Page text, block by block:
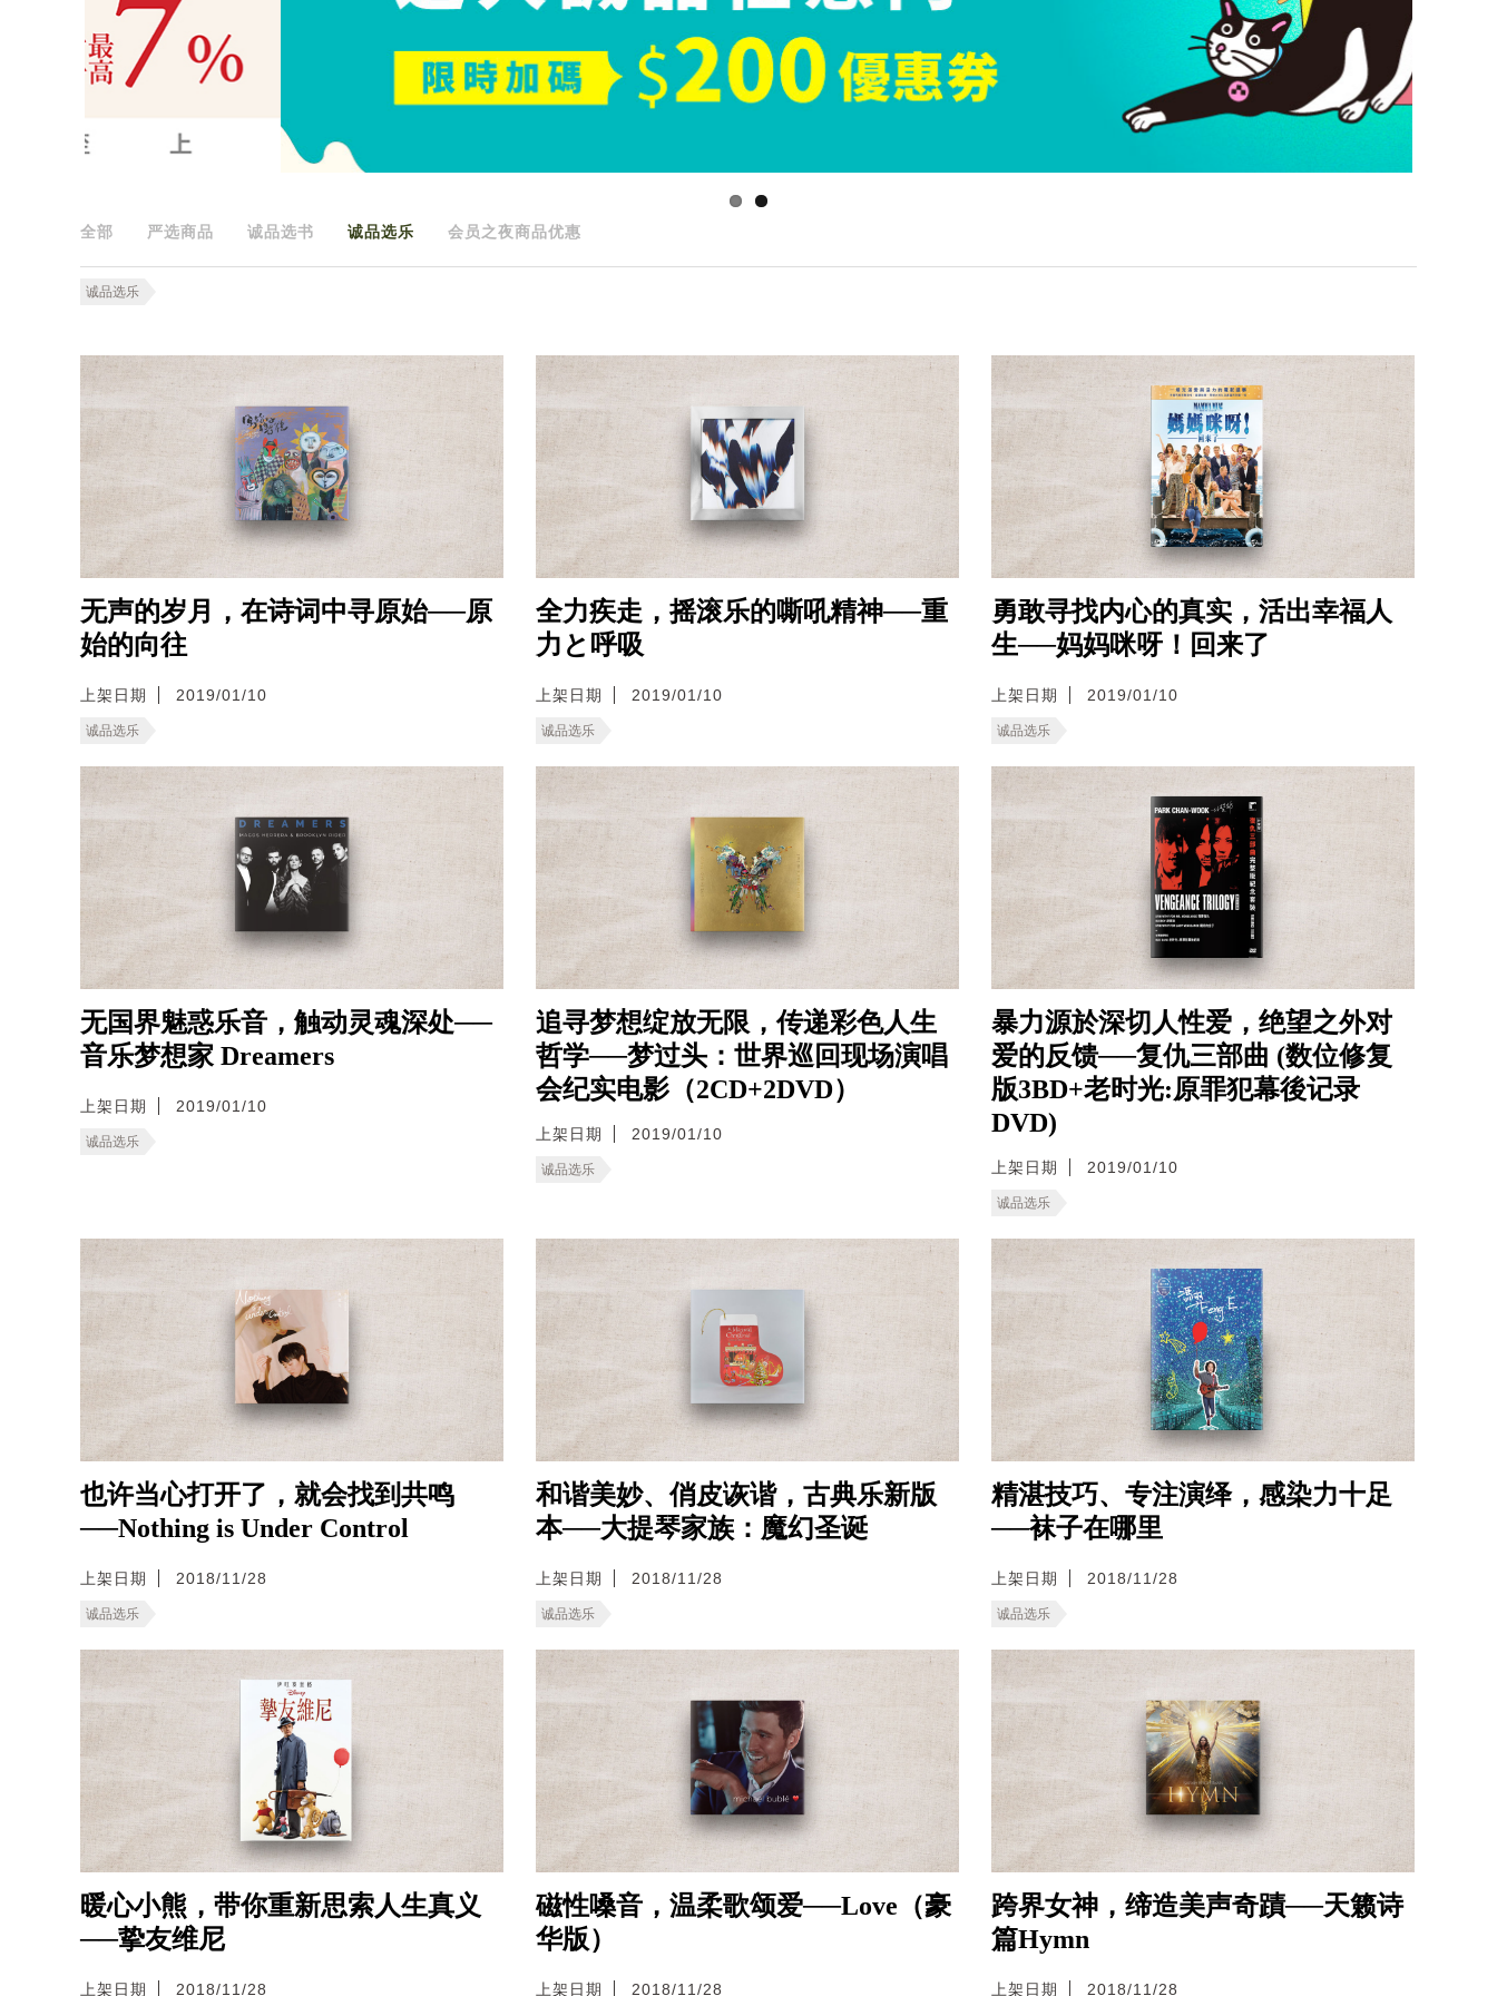
全部 严选商品 诚品选书 诚品选乐 会员之夜商品优惠
诚品选乐
无声的岁月，在诗词中寻原始──原
始的向往
上架日期 2019/01/10
诚品选乐
全力疾走，摇滚乐的嘶吼精神──重
力と呼吸
上架日期 2019/01/10
诚品选乐
勇敢寻找内心的真实，活出幸福人
生──妈妈咪呀！回来了
上架日期 2019/01/10
诚品选乐
无国界魅惑乐音，触动灵魂深处──
音乐梦想家 Dreamers
上架日期 2019/01/10
诚品选乐
追寻梦想绽放无限，传递彩色人生
哲学──梦过头：世界巡回现场演唱
会纪实电影（2CD+2DVD）
上架日期 2019/01/10
诚品选乐
暴力源於深切人性爱，绝望之外对
爱的反馈──复仇三部曲 (数位修复
版3BD+老时光:原罪犯幕後记录
DVD)
上架日期 2019/01/10
诚品选乐
也许当心打开了，就会找到共鸣
──Nothing is Under Control
上架日期 2018/11/28
诚品选乐
和谐美妙、俏皮诙谐，古典乐新版
本──大提琴家族：魔幻圣诞
上架日期 2018/11/28
诚品选乐
精湛技巧、专注演绎，感染力十足
──袜子在哪里
上架日期 2018/11/28
诚品选乐
暖心小熊，带你重新思索人生真义
──挚友维尼
上架日期 2018/11/28
磁性嗓音，温柔歌颂爱──Love（豪
华版）
上架日期 2018/11/28
跨界女神，缔造美声奇蹟──天籁诗
篇Hymn
上架日期 2018/11/28